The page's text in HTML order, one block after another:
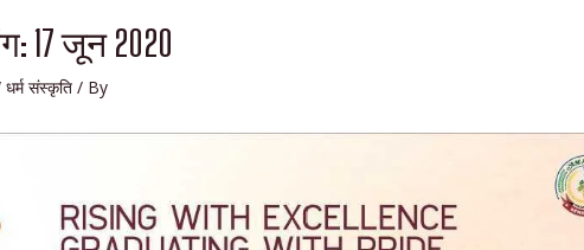
17 जून 2020
धर्म संस्कृति / By